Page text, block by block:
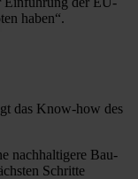
haben“.
das Know-how des
nachhaltigere Bau-
Schritte